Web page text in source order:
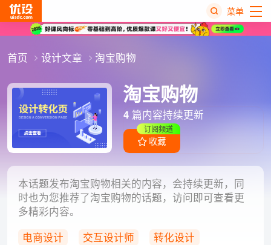
菜单
首页 设计文章 淘宝购物
淘宝购物
4 篇内容持续更新
收藏
订阅频道
本话题发布淘宝购物相关的内容，会持续更新，同
时也为您推荐了淘宝购物的话题，访问即可查看更
多精彩内容。
电商设计
交互设计师
转化设计